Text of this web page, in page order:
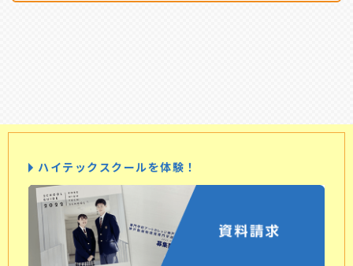
ハイテックスクールを体験！